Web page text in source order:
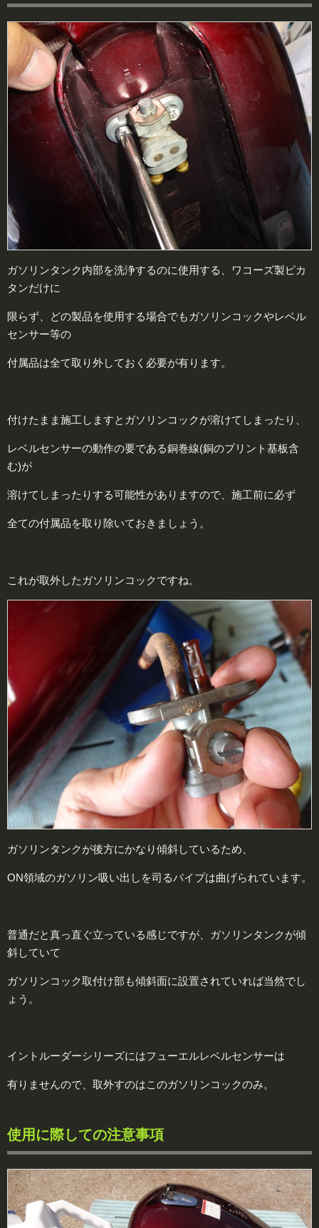
ガソリンタンク内部を洗浄するのに使用する、ワコーズ製ピカ
タンだけに
限らず、どの製品を使用する場合でもガソリンコックやレベル
センサー等の
付属品は全て取り外しておく必要が有ります。
付けたまま施工しますとガソリンコックが溶けてしまったり、
レベルセンサーの動作の要である銅巻線(銅のプリント基板含
む)が
溶けてしまったりする可能性がありますので、施工前に必ず
全ての付属品を取り除いておきましょう。
これが取外したガソリンコックですね。
ガソリンタンクが後方にかなり傾斜しているため、
ON領域のガソリン吸い出しを司るパイプは曲げられています。
普通だと真っ直ぐ立っている感じですが、ガソリンタンクが傾
斜していて
ガソリンコック取付け部も傾斜面に設置されていれば当然でし
ょう。
イントルーダーシリーズにはフューエルレベルセンサーは
有りませんので、取外すのはこのガソリンコックのみ。
使用に際しての注意事項